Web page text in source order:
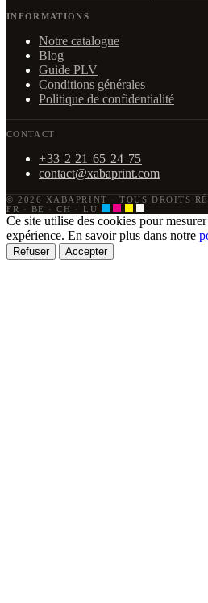
INFORMATIONS
Notre catalogue
Blog
Guide PLV
Conditions générales
Politique de confidentialité
CONTACT
+33 2 21 65 24 75
contact@xabaprint.com
© 2026 XABAPRINT ·
TOUS DROITS
FR · BE · CH · LU
Ce site utilise des cookies pour
expérience. En savoir plus dans notre
Refuser Accepter